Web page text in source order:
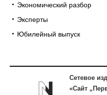
Экономический разбор
Эксперты
Юбилейный выпуск
Сетевое
«Сайт